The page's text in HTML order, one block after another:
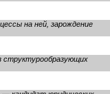
на ней, зарождение
структурообразующих